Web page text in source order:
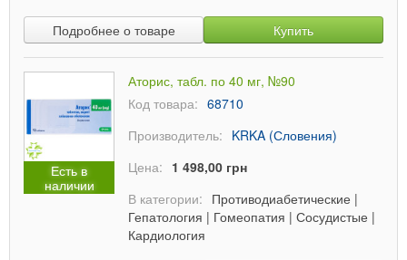
Подробнее о товаре Купить
Есть в
наличии
Аторис, табл. по 40 мг, №90
Код товара: 68710
Производитель: KRKA (Словения)
Цена: 1 498,00 грн
В категории: Противодиабетические |
Гепатология | Гомеопатия | Сосудистые |
Кардиология